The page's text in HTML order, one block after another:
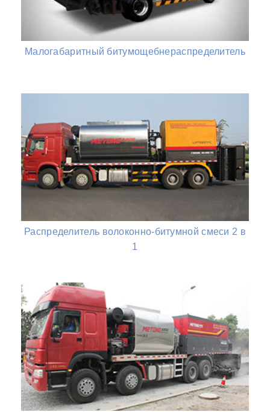
Малогабаритный битумощебнераспределитель
Распределитель волоконно-битумной смеси 2 в
1